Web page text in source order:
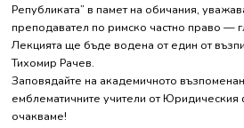
Републиката” в памет на обичания,
преподавател по римско частно право —
Лекцията ще бъде водена от един от
Тихомир Рачев.
Заповядайте на академичното
емблематичните учители от
очакваме!